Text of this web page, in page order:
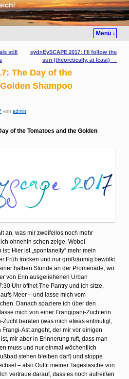
Menü ↓
still
sydnEySCAPE 2017: I’ll follow the
sun (theoretically, at least) →
The Day of the
Shampoo
von admin
of the Tomatoes and the Golden
an, was mir zweifellos noch mehr
ohnehin schon zeige. Wobei
ist: Hier ist „spontaneity“ mehr mein
Früh trocken und nur großräumig bewölkt
halben Stunde an der Promenade, wo
von Erin ausgeliehenen Urban
Uhr öffnet The Pantry und ich sitze,
Meer – und lasse mich vom
Danach spaziere ich über den
mich von einer Frangipani-Züchterin
beraten (was mich etwas entmutigt,
Ast angeht, der mir vor einigen
mir aber in Erinnerung ruft, dass man
muss und nur einmal wöchentlich
stehen bleiben darf) und stoppe
– also Outfit meiner Tagestasche von
vertraue darauf, dass es noch aufreißen